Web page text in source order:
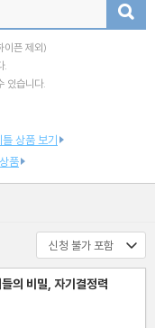
픈 제외)
.
있습니다.
상품 보기
품
의 비밀, 자기결정력